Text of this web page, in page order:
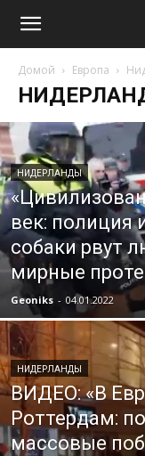
Домой Европа
НИДЕРЛАНДЫ
век: полиция
собаки рвут
мирные
Geoniks - 04.01.2022
НИДЕРЛАНДЫ
ВИДЕО: «В
Роттердам:
массовые